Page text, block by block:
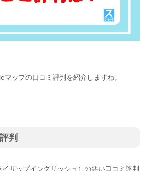
マップの口コミ評判を紹介しますね。
判
ザップイングリッシュ）の悪い口コミ評判